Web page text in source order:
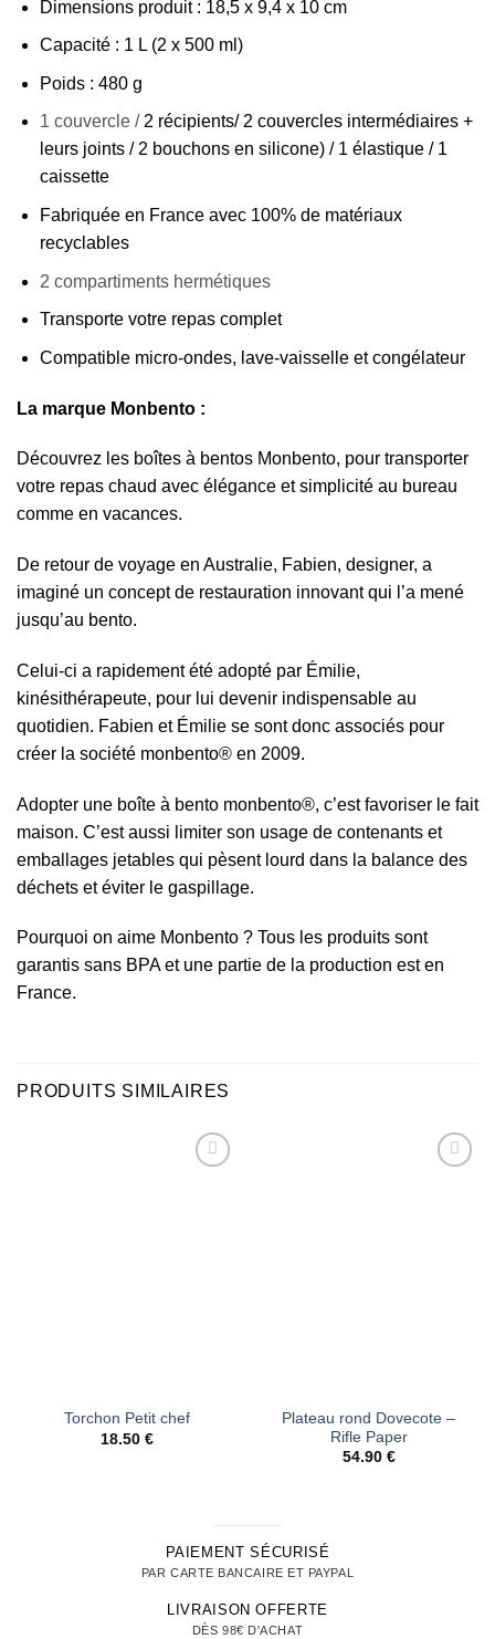
Dimensions produit : 18,5 x 9,4 x 10 cm
Capacité : 1 L (2 x 500 ml)
Poids : 480 g
1 couvercle / 2 récipients/ 2 couvercles intermédiaires +
leurs joints / 2 bouchons en silicone) / 1 élastique / 1
caissette
Fabriquée en France avec 100% de matériaux
recyclables
2 compartiments hermétiques
Transporte votre repas complet
Compatible micro-ondes, lave-vaisselle et congélateur
La marque Monbento :
Découvrez les boîtes à bentos Monbento, pour transporter
votre repas chaud avec élégance et simplicité au bureau
comme en vacances.
De retour de voyage en Australie, Fabien, designer, a
imaginé un concept de restauration innovant qui l’a mené
jusqu’au bento.
Celui-ci a rapidement été adopté par Émilie,
kinésithérapeute, pour lui devenir indispensable au
quotidien. Fabien et Émilie se sont donc associés pour
créer la société monbento® en 2009.
Adopter une boîte à bento monbento®, c’est favoriser le fait
maison. C’est aussi limiter son usage de contenants et
emballages jetables qui pèsent lourd dans la balance des
déchets et éviter le gaspillage.
Pourquoi on aime Monbento ? Tous les produits sont
garantis sans BPA et une partie de la production est en
France.
PRODUITS SIMILAIRES
Torchon Petit chef
18.50 €
Plateau rond Dovecote –
Rifle Paper
54.90 €
PAIEMENT SÉCURISÉ
PAR CARTE BANCAIRE ET PAYPAL
LIVRAISON OFFERTE
DÈS 98€ D'ACHAT